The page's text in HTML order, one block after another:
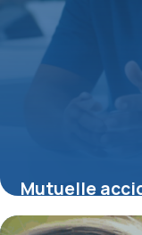
Mutuelle
être bien